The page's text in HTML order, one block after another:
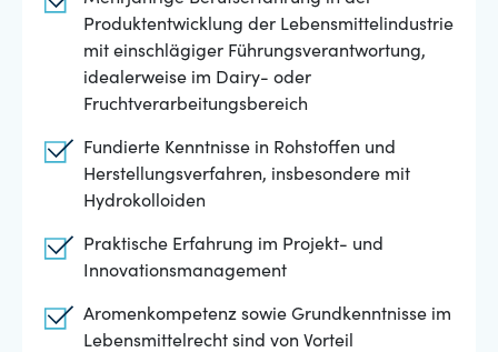
Produktentwicklung der Lebensmittelindustrie
mit einschlägiger Führungsverantwortung,
idealerweise im Dairy- oder
Fruchtverarbeitungsbereich
Fundierte Kenntnisse in Rohstoffen und
Herstellungsverfahren, insbesondere mit
Hydrokolloiden
Praktische Erfahrung im Projekt- und
Innovationsmanagement
Aromenkompetenz sowie Grundkenntnisse im
Lebensmittelrecht sind von Vorteil